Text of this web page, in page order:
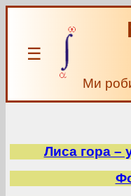
☰
Ми
Лиса гора –